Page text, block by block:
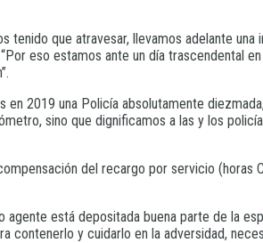
tenido que atravesar, llevamos adelante
eso estamos ante un día
en 2019 una Policía absolutamente
sino que dignificamos a las y los
del recargo por servicio
agente está depositada buena parte de la
contenerlo y cuidarlo en la adversidad,